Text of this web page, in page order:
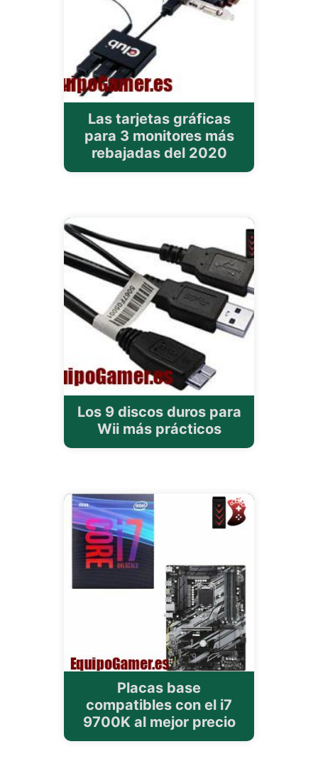
Las tarjetas gráficas
para 3 monitores más
rebajadas del 2020
Los 9 discos duros para
Wii más prácticos
Placas base
compatibles con el i7
9700K al mejor precio